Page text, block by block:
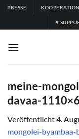
Zum
springen
PRESSE
♥
meine-
davaa-
Veröffentlicht4.
mongolei-